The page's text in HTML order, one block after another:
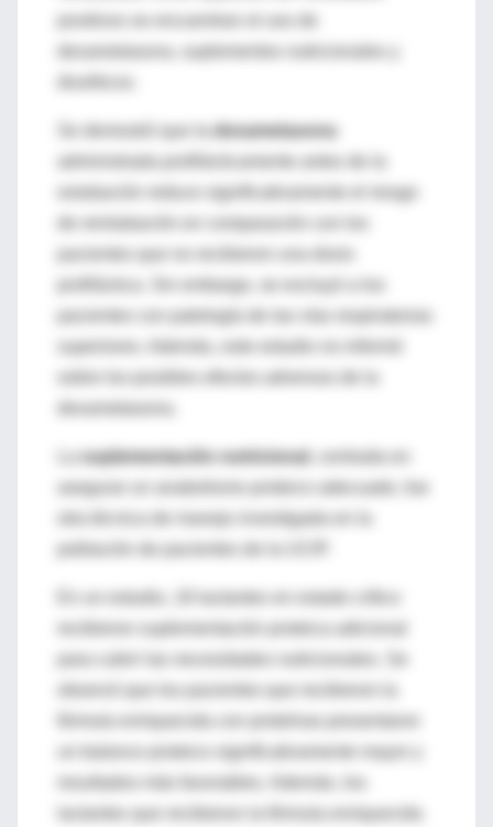
dexametasona, suplementos nutricionales y
dexametasona
extubación reduce significativamente el riesgo
profiláctica. Sin embargo, se excluyó a los
pacientes con patología de las vías respiratorias
superiores. Además, este estudio no informó
suplementación nutricional
asegurar un anabolismo proteico adecuado, fue
otra técnica de manejo investigada en la
recibieron suplementación proteica adicional
fórmula enriquecida con proteínas presentaron
un balance proteico significativamente mayor y
lactantes que recibieron la fórmula enriquecida